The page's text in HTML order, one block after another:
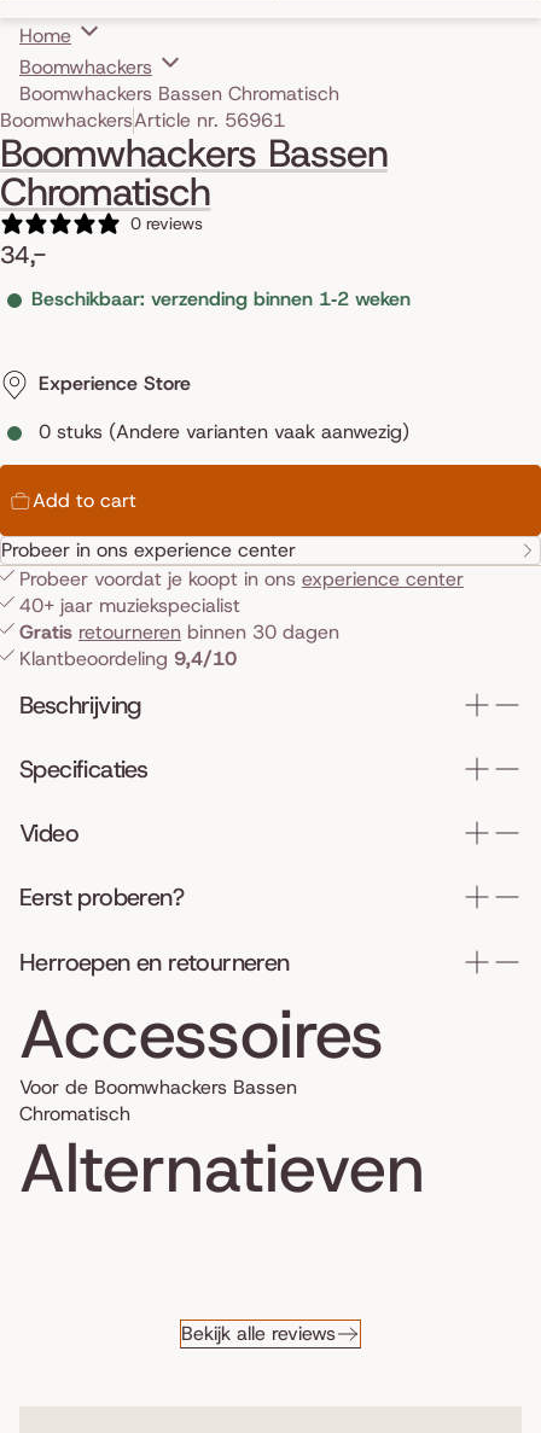
Home
Boomwhackers
Boomwhackers Bassen Chromatisch
Skip to product information
BoomwhackersArticle nr. 56961
Boomwhackers Bassen
Chromatisch
0 reviews
34,-
Beschikbaar: verzending binnen 1‑2 weken
Experience Store
0 stuks (Andere varianten vaak aanwezig)
Add to cart
Probeer in ons experience center
Probeer voordat je koopt in ons experience center
40+ jaar muziekspecialist
Gratis retourneren binnen 30 dagen
Klantbeoordeling 9,4/10
Beschrijving
Specificaties
Video
Eerst proberen?
Herroepen en retourneren
Accessoires
Voor de Boomwhackers Bassen
Chromatisch
Alternatieven
Bekijk alle reviews